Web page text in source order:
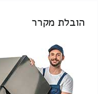
הובלת מקרר